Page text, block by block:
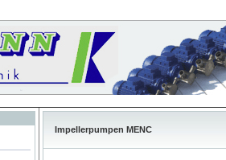
Impellerpumpen MENC